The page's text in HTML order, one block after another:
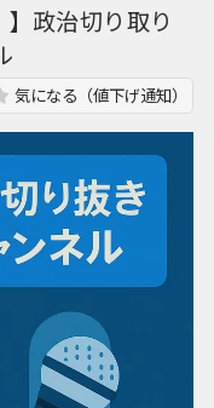
政治切り取り
気になる（値下げ通知）